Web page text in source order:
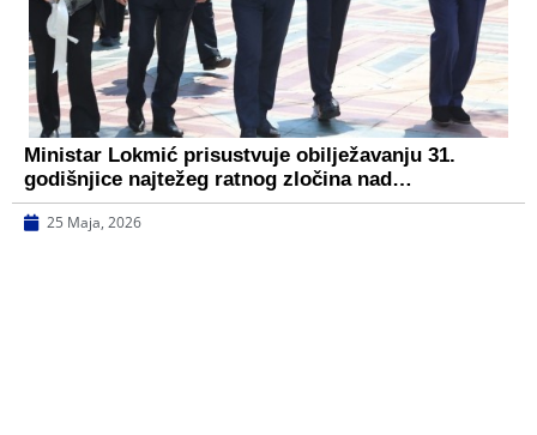
Ministar Lokmić prisustvuje obilježavanju 31.
godišnjice najtežeg ratnog zločina nad…
25 Maja, 2026